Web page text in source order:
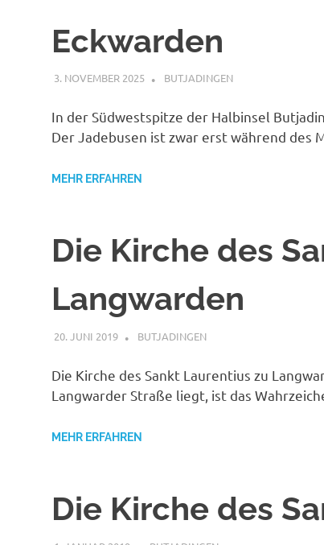
Eckwarden
3. NOVEMBER 2025 MAILBOX59846
BUTJADINGEN
In der Südwestspitze der Halbinsel
Der Jadebusen ist zwar erst während
MEHR ERFAHREN
Die Kirche des
Langwarden
20. JUNI 2019 MAILBOX59846
BUTJADINGEN
Die Kirche des Sankt Laurentius zu
Langwarder Straße liegt, ist das
MEHR ERFAHREN
Die Kirche des